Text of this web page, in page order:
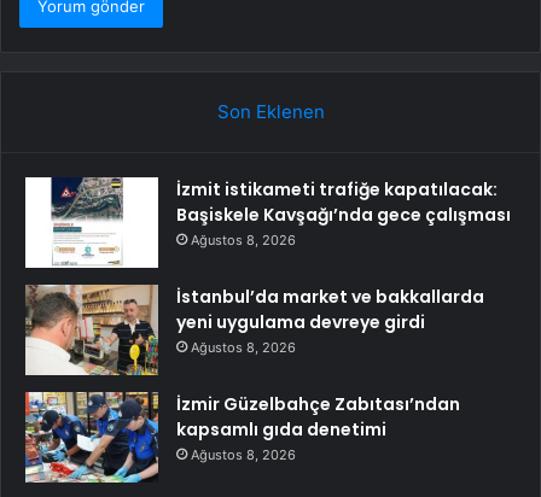
Son Eklenen
İzmit istikameti trafiğe kapatılacak:
Başiskele Kavşağı’nda gece çalışması
Ağustos 8, 2026
İstanbul’da market ve bakkallarda
yeni uygulama devreye girdi
Ağustos 8, 2026
İzmir Güzelbahçe Zabıtası’ndan
kapsamlı gıda denetimi
Ağustos 8, 2026